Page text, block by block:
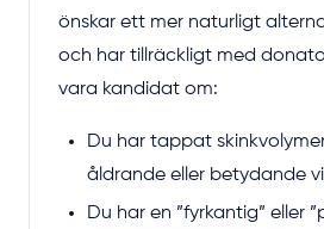
önskar ett mer naturligt
och har tillräckligt med
vara kandidat om:
Du har tappat
åldrande eller betydande
Du har en ”fyrkantig” eller